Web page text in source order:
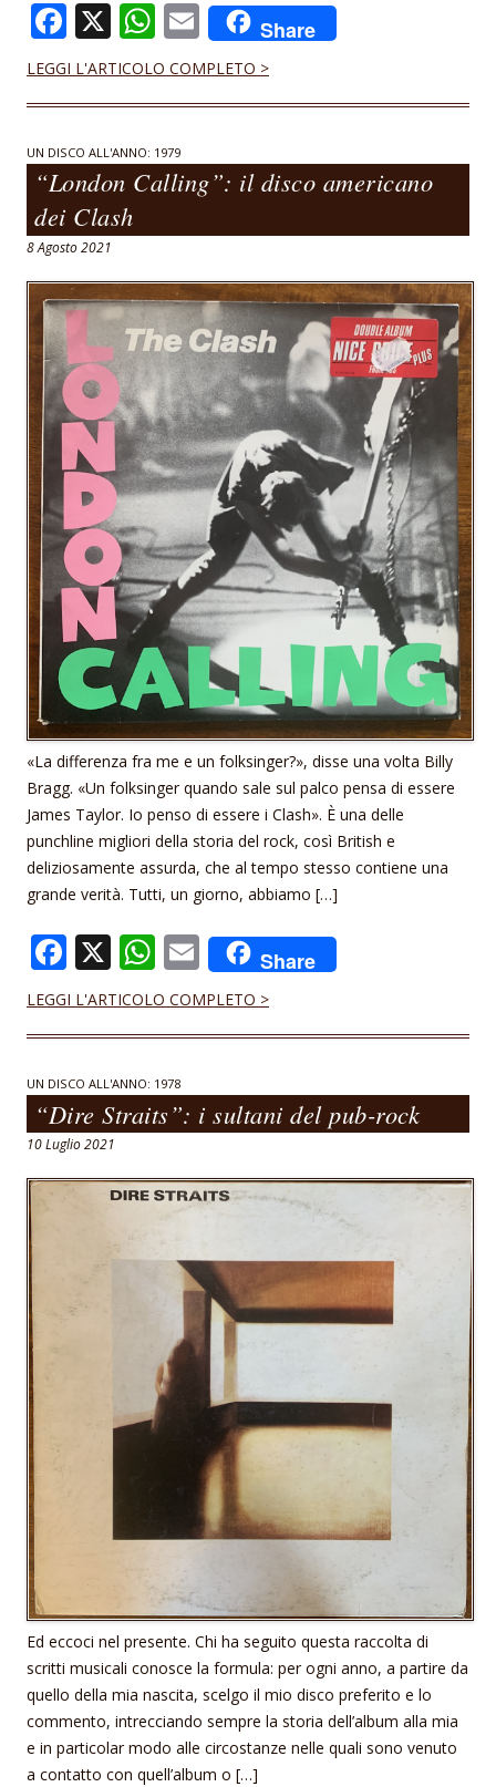
F
ac
e
o
o
k
X W
h
at
A
p
p
E
m
ai
Share
LEGGI L'ARTICOLO COMPLETO >
UN DISCO ALL'ANNO: 1979
“London Calling”: il disco americano
dei Clash
8 Agosto 2021
«La differenza fra me e un folksinger?», disse una volta Billy
Bragg. «Un folksinger quando sale sul palco pensa di essere
James Taylor. Io penso di essere i Clash». È una delle
punchline migliori della storia del rock, così British e
deliziosamente assurda, che al tempo stesso contiene una
grande verità. Tutti, un giorno, abbiamo […]
F
ac
e
o
o
k
X W
h
at
A
p
E
m
ai
Share
LEGGI L'ARTICOLO COMPLETO >
UN DISCO ALL'ANNO: 1978
“Dire Straits”: i sultani del pub-rock
10 Luglio 2021
Ed eccoci nel presente. Chi ha seguito questa raccolta di
scritti musicali conosce la formula: per ogni anno, a partire da
quello della mia nascita, scelgo il mio disco preferito e lo
commento, intrecciando sempre la storia dell’album alla mia
e in particolar modo alle circostanze nelle quali sono venuto
a contatto con quell’album o […]